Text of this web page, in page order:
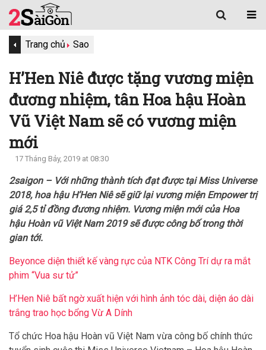
Trang chủ Sao
H’Hen Niê được tặng vương miện
đương nhiệm, tân Hoa hậu Hoàn
Vũ Việt Nam sẽ có vương miện
mới
17 Tháng Bảy, 2019 at 08:30
2saigon – Với những thành tích đạt được tại Miss Universe
2018, hoa hậu H’Hen Niê sẽ giữ lại vương miện Empower trị
giá 2,5 tỉ đồng đương nhiệm. Vương miện mới của Hoa
hậu Hoàn vũ Việt Nam 2019 sẽ được công bố trong thời
gian tới.
Beyonce diện thiết kế vàng rực của NTK Công Trí dự ra mắt
phim “Vua sư tử”
H’Hen Niê bất ngờ xuất hiện với hình ảnh tóc dài, diện áo dài
trắng trao học bổng Vừ A Dính
Tổ chức Hoa hậu Hoàn vũ Việt Nam vừa công bố chính thức